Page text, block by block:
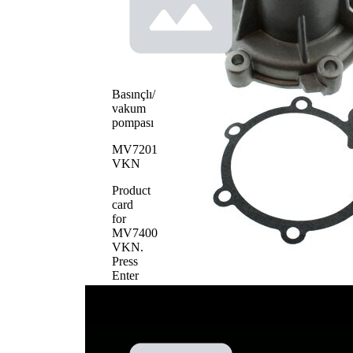
çelik
Basınçlı/
vakum
pompası
MV7201
VKN
Product
card
for
MV7400
VKN.
Press
Enter
to